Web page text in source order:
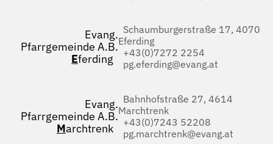
Evang.
Pfarrgemeinde A.B.
Eferding
Schaumburgerstraße 17, 4070
Eferding
+43(0)7272 2254
pg.eferding@evang.at
Evang.
Pfarrgemeinde A.B.
Marchtrenk
Bahnhofstraße 27, 4614
Marchtrenk
+43(0)7243 52208
pg.marchtrenk@evang.at